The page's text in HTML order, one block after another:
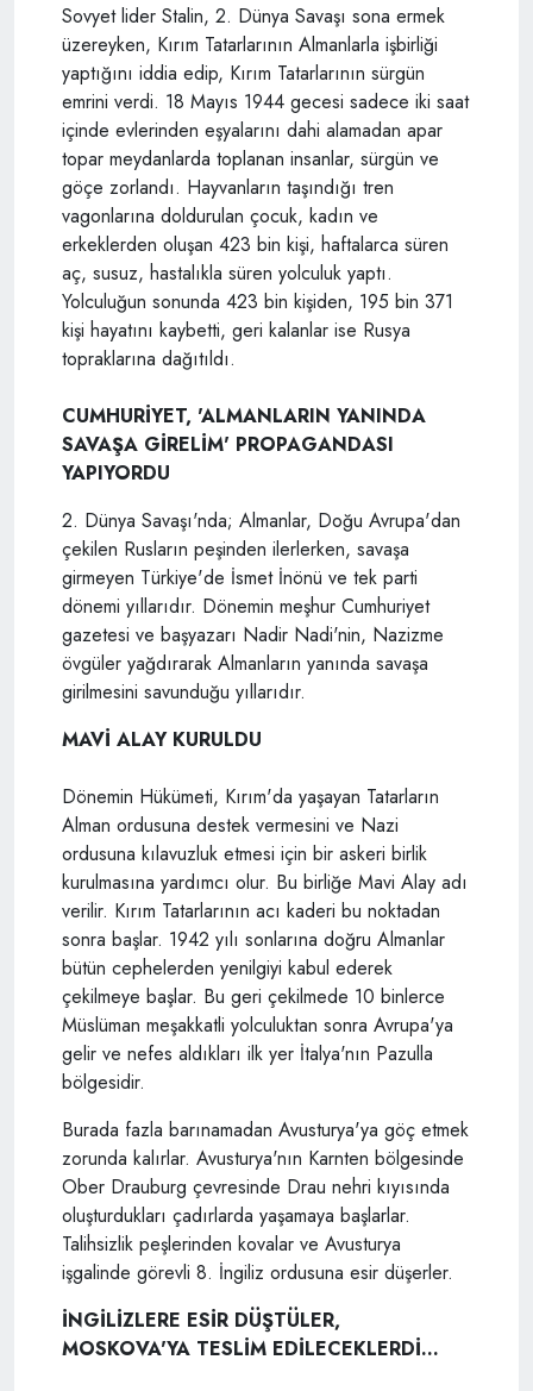
Sovyet lider Stalin, 2. Dünya Savaşı sona ermek
üzereyken, Kırım Tatarlarının Almanlarla işbirliği
yaptığını iddia edip, Kırım Tatarlarının sürgün
emrini verdi. 18 Mayıs 1944 gecesi sadece iki saat
içinde evlerinden eşyalarını dahi alamadan apar
topar meydanlarda toplanan insanlar, sürgün ve
göçe zorlandı. Hayvanların taşındığı tren
vagonlarına doldurulan çocuk, kadın ve
erkeklerden oluşan 423 bin kişi, haftalarca süren
aç, susuz, hastalıkla süren yolculuk yaptı.
Yolculuğun sonunda 423 bin kişiden, 195 bin 371
kişi hayatını kaybetti, geri kalanlar ise Rusya
topraklarına dağıtıldı.
CUMHURİYET, 'ALMANLARIN YANINDA
SAVAŞA GİRELİM' PROPAGANDASI
YAPIYORDU
2. Dünya Savaşı'nda; Almanlar, Doğu Avrupa'dan
çekilen Rusların peşinden ilerlerken, savaşa
girmeyen Türkiye'de İsmet İnönü ve tek parti
dönemi yıllarıdır. Dönemin meşhur Cumhuriyet
gazetesi ve başyazarı Nadir Nadi'nin, Nazizme
övgüler yağdırarak Almanların yanında savaşa
girilmesini savunduğu yıllarıdır.
MAVİ ALAY KURULDU
Dönemin Hükümeti, Kırım'da yaşayan Tatarların
Alman ordusuna destek vermesini ve Nazi
ordusuna kılavuzluk etmesi için bir askeri birlik
kurulmasına yardımcı olur. Bu birliğe Mavi Alay adı
verilir. Kırım Tatarlarının acı kaderi bu noktadan
sonra başlar. 1942 yılı sonlarına doğru Almanlar
bütün cephelerden yenilgiyi kabul ederek
çekilmeye başlar. Bu geri çekilmede 10 binlerce
Müslüman meşakkatli yolculuktan sonra Avrupa'ya
gelir ve nefes aldıkları ilk yer İtalya'nın Pazulla
bölgesidir.
Burada fazla barınamadan Avusturya'ya göç etmek
zorunda kalırlar. Avusturya'nın Karnten bölgesinde
Ober Drauburg çevresinde Drau nehri kıyısında
oluşturdukları çadırlarda yaşamaya başlarlar.
Talihsizlik peşlerinden kovalar ve Avusturya
işgalinde görevli 8. İngiliz ordusuna esir düşerler.
İNGİLİZLERE ESİR DÜŞTÜLER,
MOSKOVA'YA TESLİM EDİLECEKLERDİ...